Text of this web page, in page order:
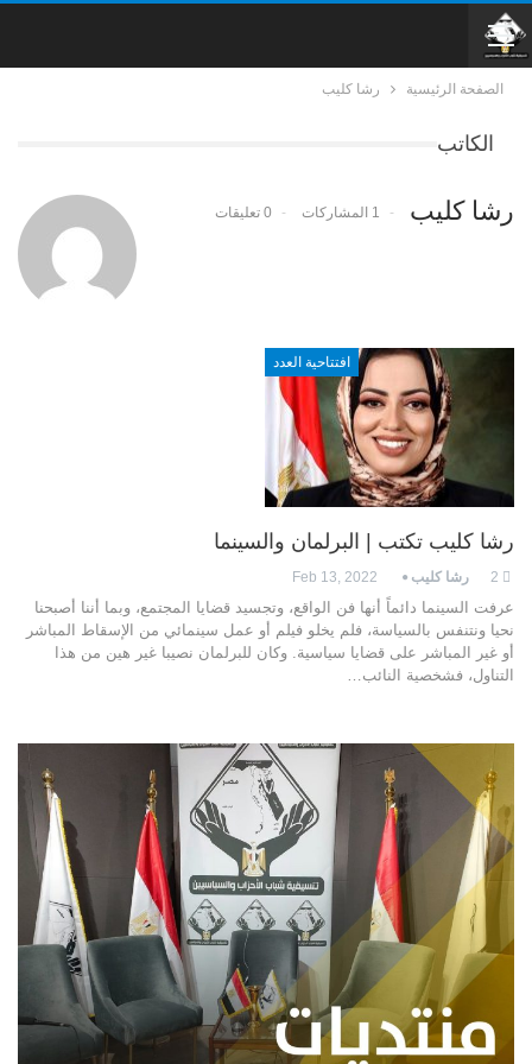
الصفحة الرئيسية رشا كليب
الكاتب
رشا كليب 1 المشاركات 0 تعليقات
افتتاحية العدد
رشا كليب تكتب | البرلمان والسينما
رشا كليب Feb 13, 2022
عرفت السينما دائماً أنها فن الواقع، وتجسيد قضايا المجتمع، وبما أننا أصبحنا
نحيا ونتنفس بالسياسة، فلم يخلو فيلم أو عمل سينمائي من الإسقاط المباشر
أو غير المباشر على قضايا سياسية. وكان للبرلمان نصيبا غير هين من هذا
التناول، فشخصية النائب…